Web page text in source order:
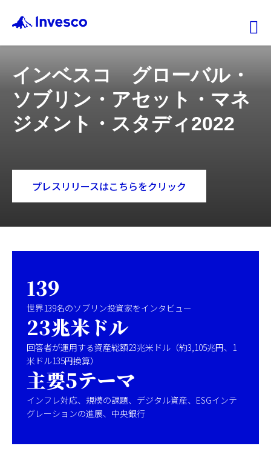
ファンド情報
マーケット情報
会社情報
機関投資家
日本
インベスコ グローバル・
ソブリン・アセット・マネ
ジメント・スタディ2022
プレスリリースはこちらをクリック
139
世界139名のソブリン投資家をインタビュー
23兆米ドル
回答者が運用する資産総額23兆米ドル（約3,105兆円、1
米ドル135円換算）
主要5テーマ
インフレ対応、規模の課題、デジタル資産、ESGインテ
グレーションの進展、中央銀行